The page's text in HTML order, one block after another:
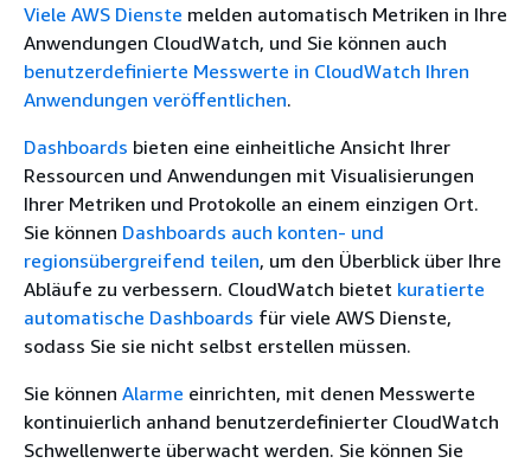
Viele AWS Dienste melden automatisch Metriken in Ihre
Anwendungen CloudWatch, und Sie können auch
benutzerdefinierte Messwerte in CloudWatch Ihren
Anwendungen veröffentlichen.
Dashboards bieten eine einheitliche Ansicht Ihrer
Ressourcen und Anwendungen mit Visualisierungen
Ihrer Metriken und Protokolle an einem einzigen Ort.
Sie können Dashboards auch konten- und
regionsübergreifend teilen, um den Überblick über Ihre
Abläufe zu verbessern. CloudWatch bietet kuratierte
automatische Dashboards für viele AWS Dienste,
sodass Sie sie nicht selbst erstellen müssen.
Sie können Alarme einrichten, mit denen Messwerte
kontinuierlich anhand benutzerdefinierter CloudWatch
Schwellenwerte überwacht werden. Sie können Sie